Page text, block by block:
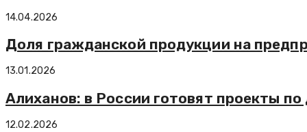
14.04.2026
Доля гражданской продукции на
13.01.2026
Алиханов: в России готовят проекты
12.02.2026